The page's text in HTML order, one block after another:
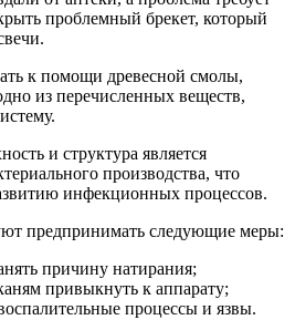
проблемный брекет, который
к помощи древесной смолы,
из перечисленных веществ,
и структура является
производства, что
инфекционных процессов.
предпринимать следующие меры:
причину натирания;
привыкнуть к аппарату;
процессы и язвы.